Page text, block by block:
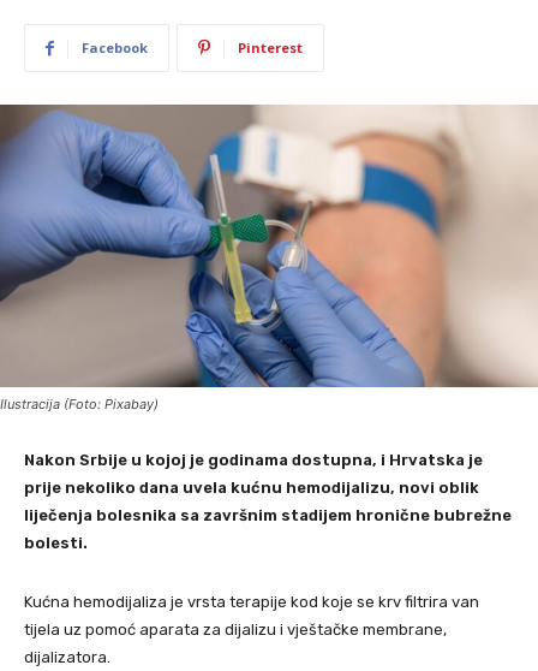
Facebook Pinterest
Ilustracija (Foto: Pixabay)
Nakon Srbije u kojoj je godinama dostupna, i Hrvatska je
prije nekoliko dana uvela kućnu hemodijalizu, novi oblik
liječenja bolesnika sa završnim stadijem hronične bubrežne
bolesti.
Kućna hemodijaliza je vrsta terapije kod koje se krv filtrira van
tijela uz pomoć aparata za dijalizu i vještačke membrane,
dijalizatora.